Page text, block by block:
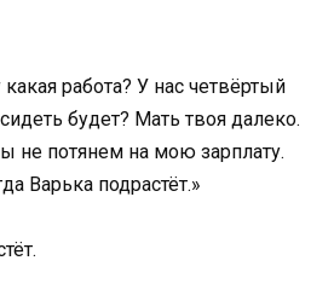
работа? У нас четвёртый
будет? Мать твоя далеко.
не потянем на мою зарплату.
Варька подрастёт.»